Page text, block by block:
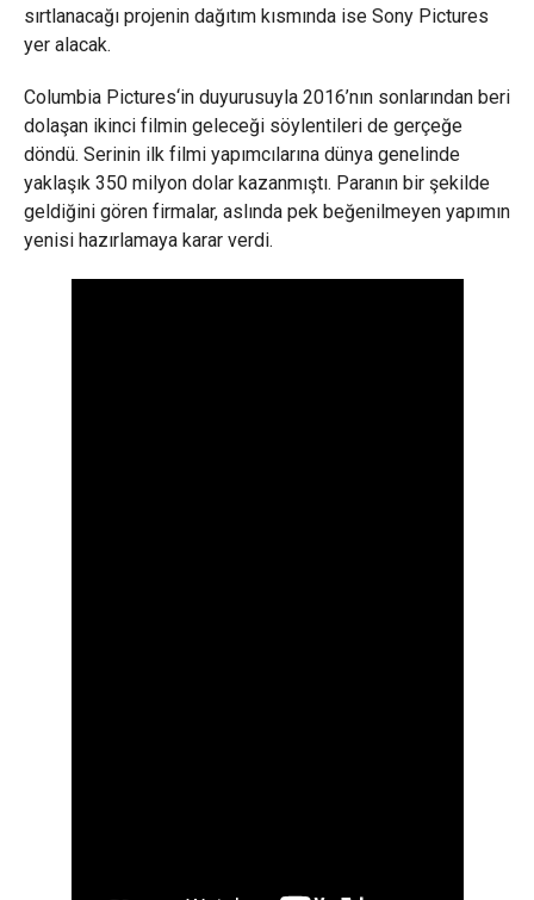
sırtlanacağı projenin dağıtım kısmında ise Sony Pictures
yer alacak.
Columbia Pictures‘in duyurusuyla 2016’nın sonlarından beri
dolaşan ikinci filmin geleceği söylentileri de gerçeğe
döndü. Serinin ilk filmi yapımcılarına dünya genelinde
yaklaşık 350 milyon dolar kazanmıştı. Paranın bir şekilde
geldiğini gören firmalar, aslında pek beğenilmeyen yapımın
yenisi hazırlamaya karar verdi.